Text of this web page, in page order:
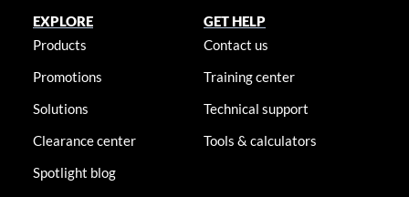
EXPLORE
Products
Promotions
Solutions
Clearance center
Spotlight blog
GET HELP
Contact us
Training center
Technical support
Tools & calculators